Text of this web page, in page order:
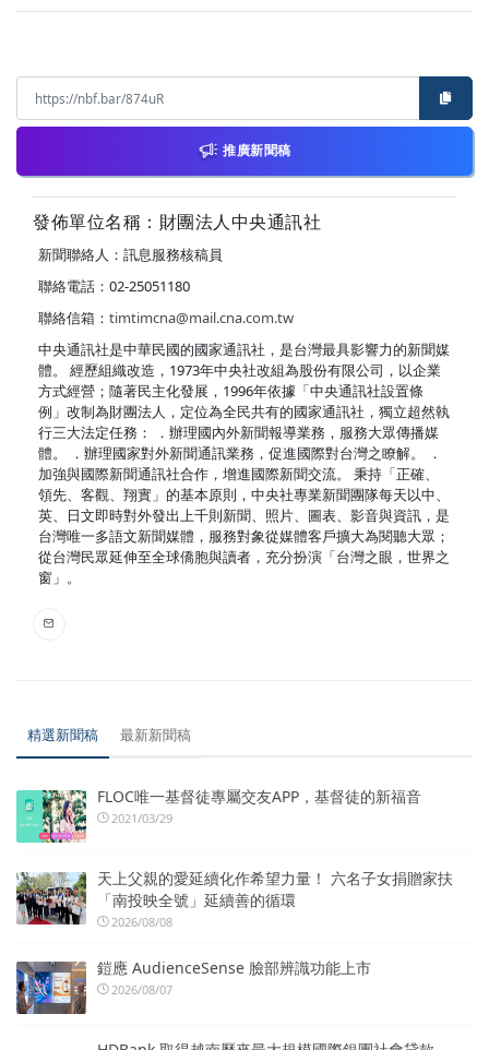
推廣新聞稿
發佈單位名稱：財團法人中央通訊社
新聞聯絡人：訊息服務核稿員
聯絡電話：02-25051180
聯絡信箱： timtimcna@mail.cna.com.tw
中央通訊社是中華民國的國家通訊社，是台灣最具影響力的新聞媒
體。 經歷組織改造，1973年中央社改組為股份有限公司，以企業
方式經營；隨著民主化發展，1996年依據「中央通訊社設置條
例」改制為財團法人，定位為全民共有的國家通訊社，獨立超然執
行三大法定任務： ．辦理國內外新聞報導業務，服務大眾傳播媒
體。 ．辦理國家對外新聞通訊業務，促進國際對台灣之瞭解。 ．
加強與國際新聞通訊社合作，增進國際新聞交流。 秉持「正確、
領先、客觀、翔實」的基本原則，中央社專業新聞團隊每天以中、
英、日文即時對外發出上千則新聞、照片、圖表、影音與資訊，是
台灣唯一多語文新聞媒體，服務對象從媒體客戶擴大為閱聽大眾；
從台灣民眾延伸至全球僑胞與讀者，充分扮演「台灣之眼，世界之
窗」。
精選新聞稿 最新新聞稿
FLOC唯一基督徒專屬交友APP，基督徒的新福音
2021/03/29
天上父親的愛延續化作希望力量！ 六名子女捐贈家扶
「南投映全號」延續善的循環
2026/08/08
鎧應 AudienceSense 臉部辨識功能上市
2026/08/07